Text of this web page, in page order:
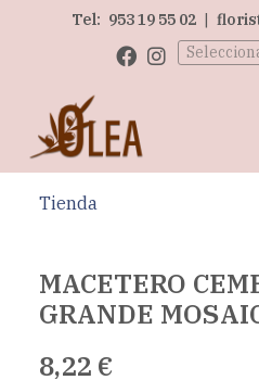
Tel: 953 19 55 02 |
Tienda
MACETERO
GRANDE
8,22 €